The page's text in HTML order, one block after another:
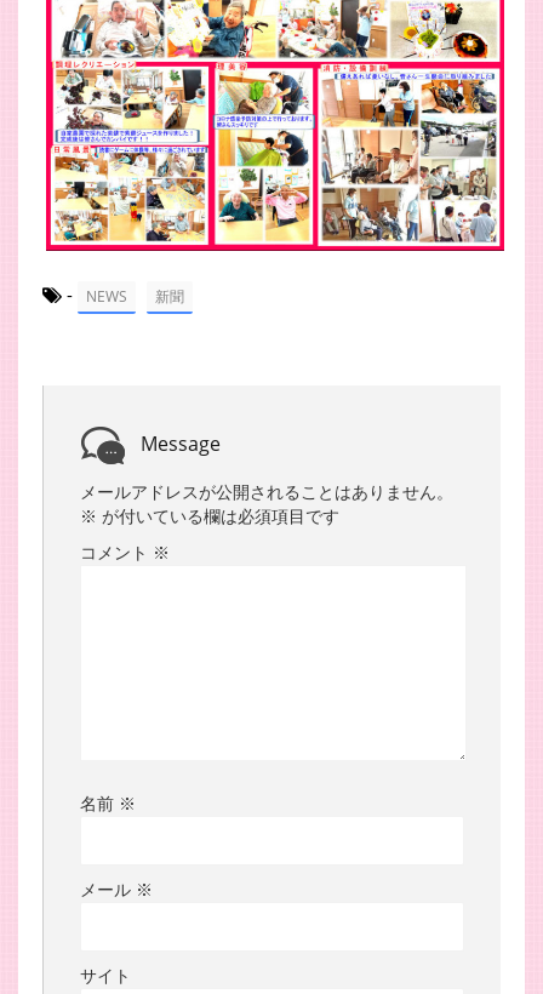
- NEWS 新聞
Message
メールアドレスが公開されることはありません。
※ が付いている欄は必須項目です
コメント ※
名前 ※
メール ※
サイト